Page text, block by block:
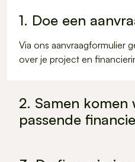
1. Doe een
Via ons aanvraagformulier
over je project en
2. Samen komen
passende
jullie project en welke